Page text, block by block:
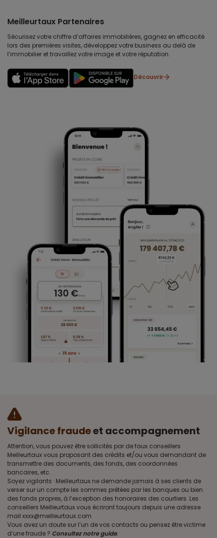
Meilleurtaux Partenaires
Sécurisez votre chiffre d’affaires immobilières, gagnez en efficacité
lors des premières visites, développez votre business au delà de
l’immobilier et travaillez votre image et votre réputation.
Découvrir
Vigilance fraudeet accompagnement
Attention, vous pouvez être sollicités par de faux conseillers
Meilleurtaux vous proposant des crédits et/ou vous demandant de
transmettre des documents, des fonds, des coordonnées
bancaires, etc.
Soyez vigilants · Meilleurtaux ne demande jamais à ses clients de
verser sur un compte les sommes prêtées par les banques ou bien
des fonds propres, à l’exception des honoraires des courtiers. Les
conseillers Meilleurtaux vous écriront toujours depuis une adresse
mail xxxx@meilleurtaux.com
Vous avez un doute sur l’un de vos contacts ou pensez être victime
d’une fraude ? Consultez notre guide.